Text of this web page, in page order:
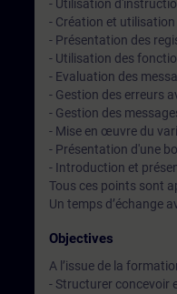
- Utilisation
- Création et
- Présentation des
- Utilisation des
- Evaluation des
- Gestion des erreurs
- Gestion des
- Mise en œuvre du
- Présentation d'une
- Introduction et
Tous ces points sont
Un temps d’échange
Objectives
A l’issue de la
- Structurer concevoir